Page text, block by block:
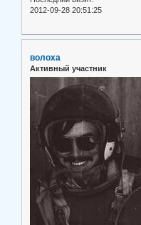
2012-09-28 20:51:25
волоха
Активный участник